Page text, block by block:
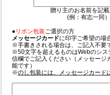
贈り主のお名前を記
(例：有志一同）
●リボン包装ご選択の方
メッセージカードに印字ご希望の場
※手書きされる場合は、ご記入不要
※50文字を超えるものはWebのシス
信欄でご記入ください（メッセー
能です）
※のし包装には、メッセージカード